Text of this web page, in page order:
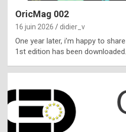
l
t
t
s
OricMag 002
16 juin 2026 didier_v
One year later, i’m happy to
1st edition has been